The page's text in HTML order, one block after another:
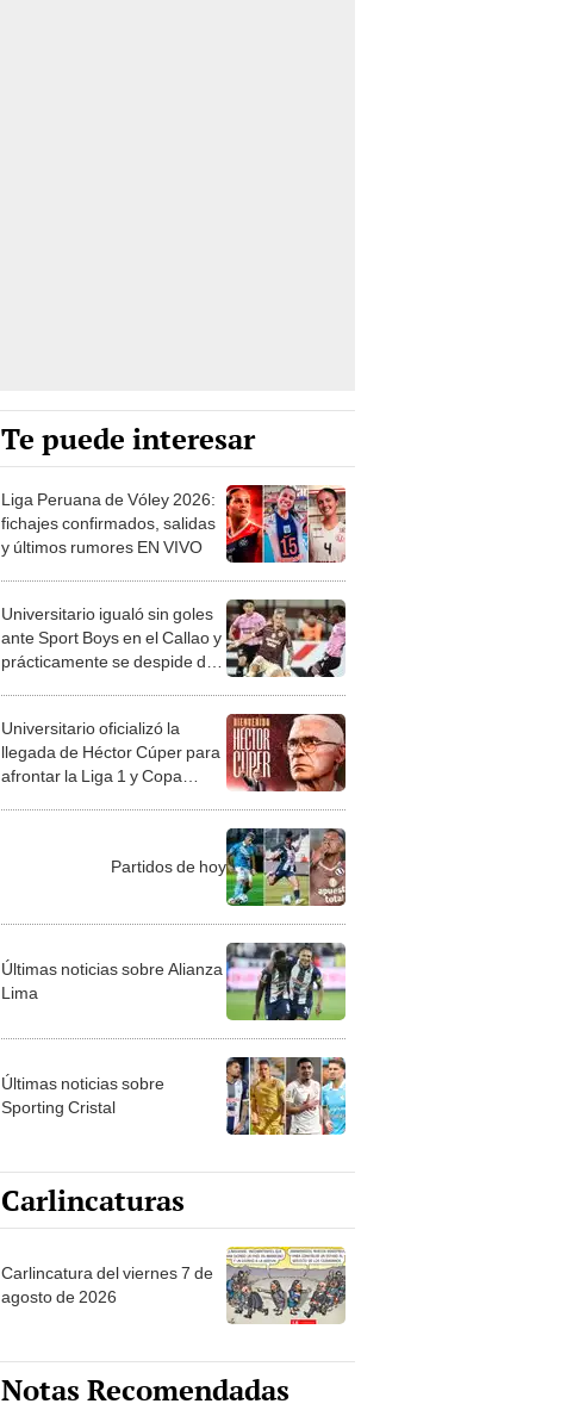
Te puede interesar
Liga Peruana de Vóley 2026:
fichajes confirmados, salidas
y últimos rumores EN VIVO
Universitario igualó sin goles
ante Sport Boys en el Callao y
prácticamente se despide del
Universitario oficializó la
llegada de Héctor Cúper para
afrontar la Liga 1 y Copa
Partidos de hoy
Últimas noticias sobre Alianza
Lima
Últimas noticias sobre
Sporting Cristal
Carlincaturas
Carlincatura del viernes 7 de
agosto de 2026
Notas Recomendadas